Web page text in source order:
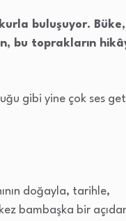
buluşuyor. Büke,
bu toprakların
gibi yine çok ses
doğayla, tarihle,
bambaşka bir